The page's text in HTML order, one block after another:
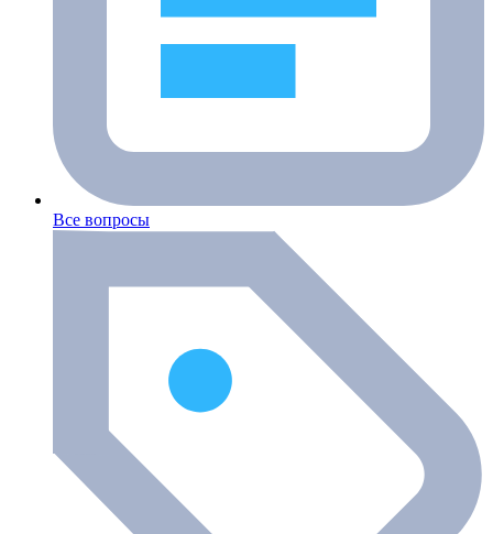
Все вопросы